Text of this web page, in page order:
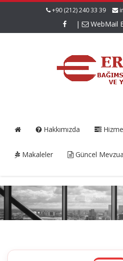
+90 (212) 240 33 39
| WebMail
Hakkımızda
Makaleler Güncel